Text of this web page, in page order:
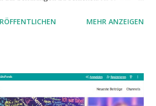
Preise sind angemessen?MEHR ANZEIGEN